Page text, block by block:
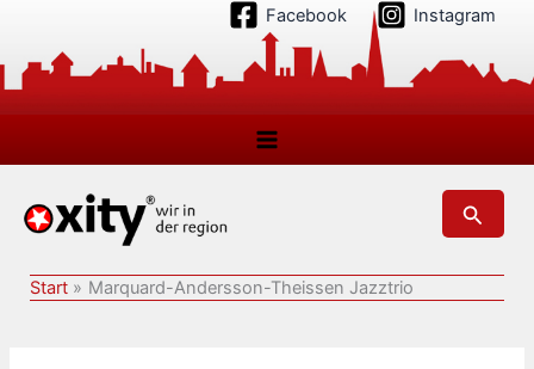
springen
Facebook Instagram
Suchen
Start Marquard-Andersson-Theissen Jazztrio